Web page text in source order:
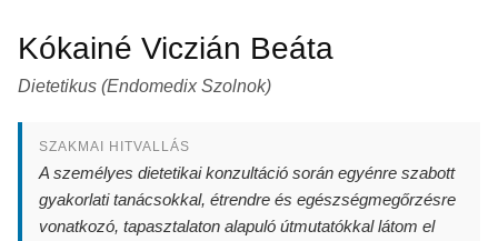
Kókainé Viczián Beáta
Dietetikus (Endomedix Szolnok)
SZAKMAI HITVALLÁS
A személyes dietetikai konzultáció során egyénre szabott
gyakorlati tanácsokkal, étrendre és egészségmegőrzésre
vonatkozó, tapasztalaton alapuló útmutatókkal látom el